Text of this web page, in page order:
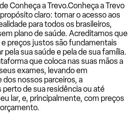
Conheça a Trevo.Conheça a Trevo
claro: tornar o acesso aos
para todos os brasileiros,
plano de saúde. Acreditamos que
preços justos são fundamentais
pela sua saúde e pela de sua família.
que coloca nas suas mãos a
exames, levando em
dos nossos parceiros, a
de sua residência ou até
lar, e, principalmente, com preços